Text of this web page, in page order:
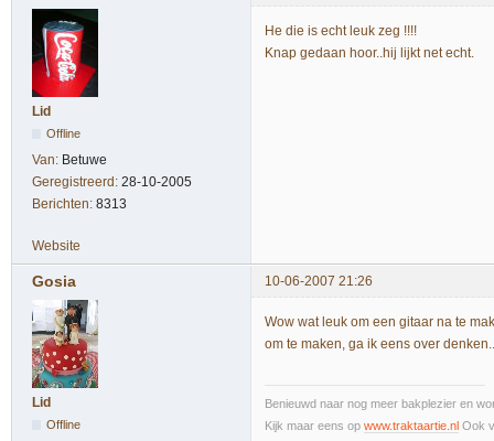
Lid
Offline
Van: Betuwe
Geregistreerd: 28-10-2005
Berichten: 8313
He die is echt leuk zeg !!!!
Knap gedaan hoor..hij lijkt net echt.
Website
Gosia 10-06-2007 21:26
Lid
Offline
Wow wat leuk om een gitaar na te
om te maken, ga ik eens over denken..
Benieuwd naar nog meer bakplezier en
Kijk maar eens op www.traktaartie.nl Ook